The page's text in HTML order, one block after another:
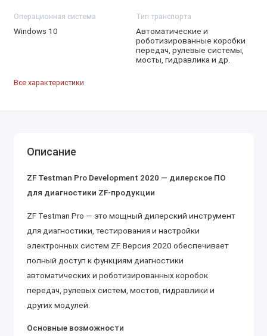
Операционная система
Windows 10
Тип транспорта
Автоматические и
роботизированные коробки
передач, рулевые системы,
мосты, гидравлика и др.
Все характеристики
Описание
ZF Testman Pro Development 2020 — дилерское ПО
для диагностики ZF-продукции
ZF Testman Pro — это мощный дилерский инструмент
для диагностики, тестирования и настройки
электронных систем ZF. Версия 2020 обеспечивает
полный доступ к функциям диагностики
автоматических и роботизированных коробок
передач, рулевых систем, мостов, гидравлики и
других модулей.
Основные возможности